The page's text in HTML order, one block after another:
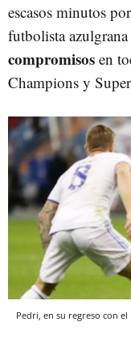
escasos minutos
futbolista
compromisos en
Champions y
Pedri, en su regreso con el